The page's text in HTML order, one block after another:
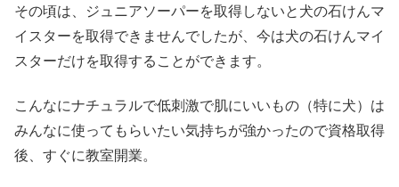
その頃は、ジュニアソーパーを取得しないと犬の石けんマ
イスターを取得できませんでしたが、今は犬の石けんマイ
スターだけを取得することができます。
こんなにナチュラルで低刺激で肌にいいもの（特に犬）は
みんなに使ってもらいたい気持ちが強かったので資格取得
後、すぐに教室開業。